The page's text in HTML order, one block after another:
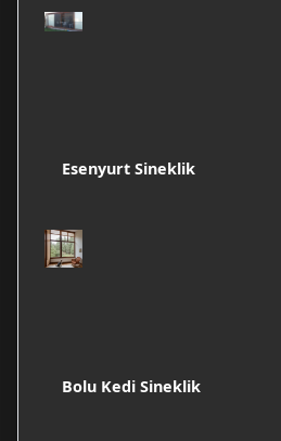
Esenyurt Sineklik
Bolu Kedi Sineklik